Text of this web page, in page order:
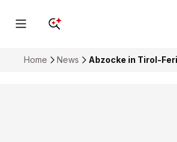
Home News Abzocke in Tirol-